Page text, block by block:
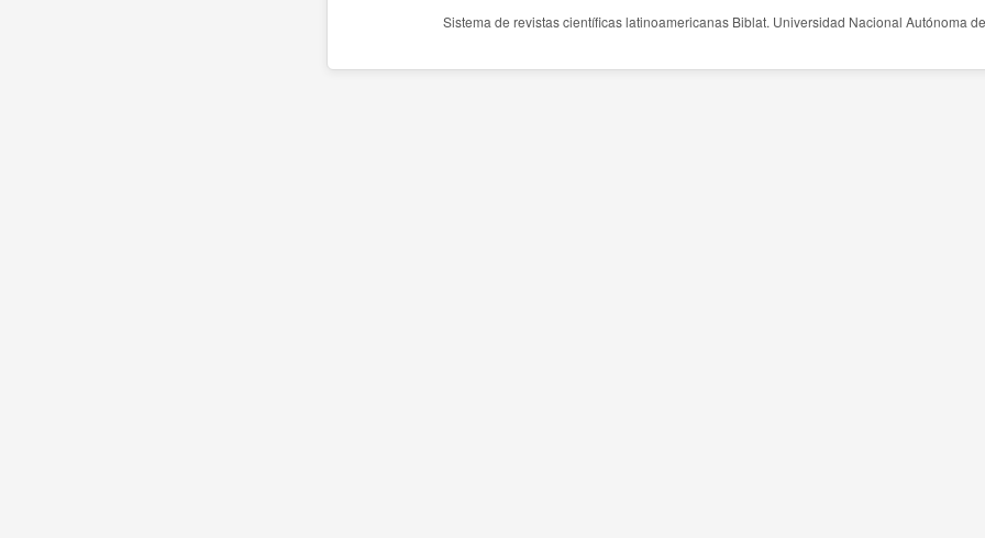
Sistema de revistas científicas latinoamericanas Biblat. Universidad Nacional Autónoma